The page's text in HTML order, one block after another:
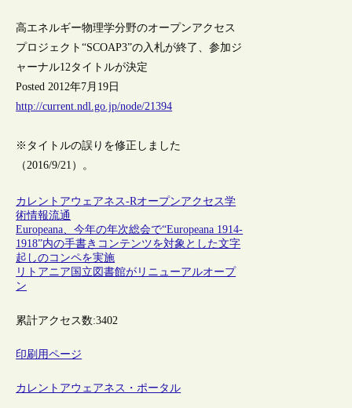
高エネルギー物理学分野のオープンアクセス
プロジェクト“SCOAP3”の入札が終了、参加ジ
ャーナル12タイトルが決定
Posted 2012年7月19日
http://current.ndl.go.jp/node/21394
※タイトルの誤りを修正しました
（2016/9/21）。
カレントアウェアネス-Rオープンアクセス学
術情報流通
Europeana、今年の年次総会で“Europeana 1914-
1918”内の手書きコンテンツを対象とした文字
起しのコンペを実施
リトアニア国立図書館がリニューアルオープ
ン
累計アクセス数:3402
印刷用ページ
カレントアウェアネス・ポータル